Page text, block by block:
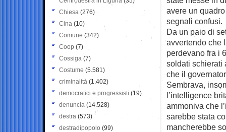
avere un
segnali confusi.
Da un paio di
avvertendo che
perdevano fra i
soldati schierati
che il
Sembrava,
l’intelligence
ammoniva che
sarebbe stata
mancherebbe
Chiesa (276)
Cina (10)
Comune (342)
Coop (7)
Cossiga (7)
Costume (5.581)
criminalità (1.402)
democratici e progressisti (19)
denuncia (14.528)
destra (573)
destradipopolo (99)